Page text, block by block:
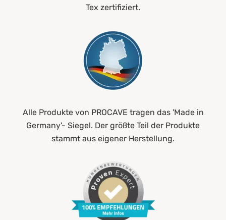
Tex zertifiziert.
Alle Produkte von PROCAVE tragen das 'Made in
Germany'- Siegel. Der größte Teil der Produkte
stammt aus eigener Herstellung.